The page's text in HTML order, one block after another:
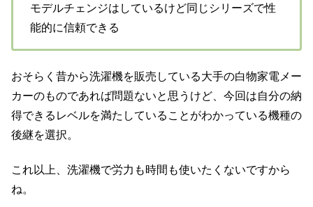
モデルチェンジはしているけど同じシリーズで性
能的に信頼できる
おそらく昔から洗濯機を販売している大手の白物家電メー
カーのものであれば問題ないと思うけど、今回は自分の納
得できるレベルを満たしていることがわかっている機種の
後継を選択。
これ以上、洗濯機で労力も時間も使いたくないですから
ね。